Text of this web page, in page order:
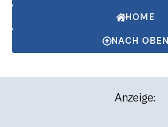
HOME
NACH OBEN
Anzeige: